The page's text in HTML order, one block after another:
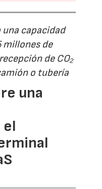
capacidad
millones de
de CO₂
o tubería
una